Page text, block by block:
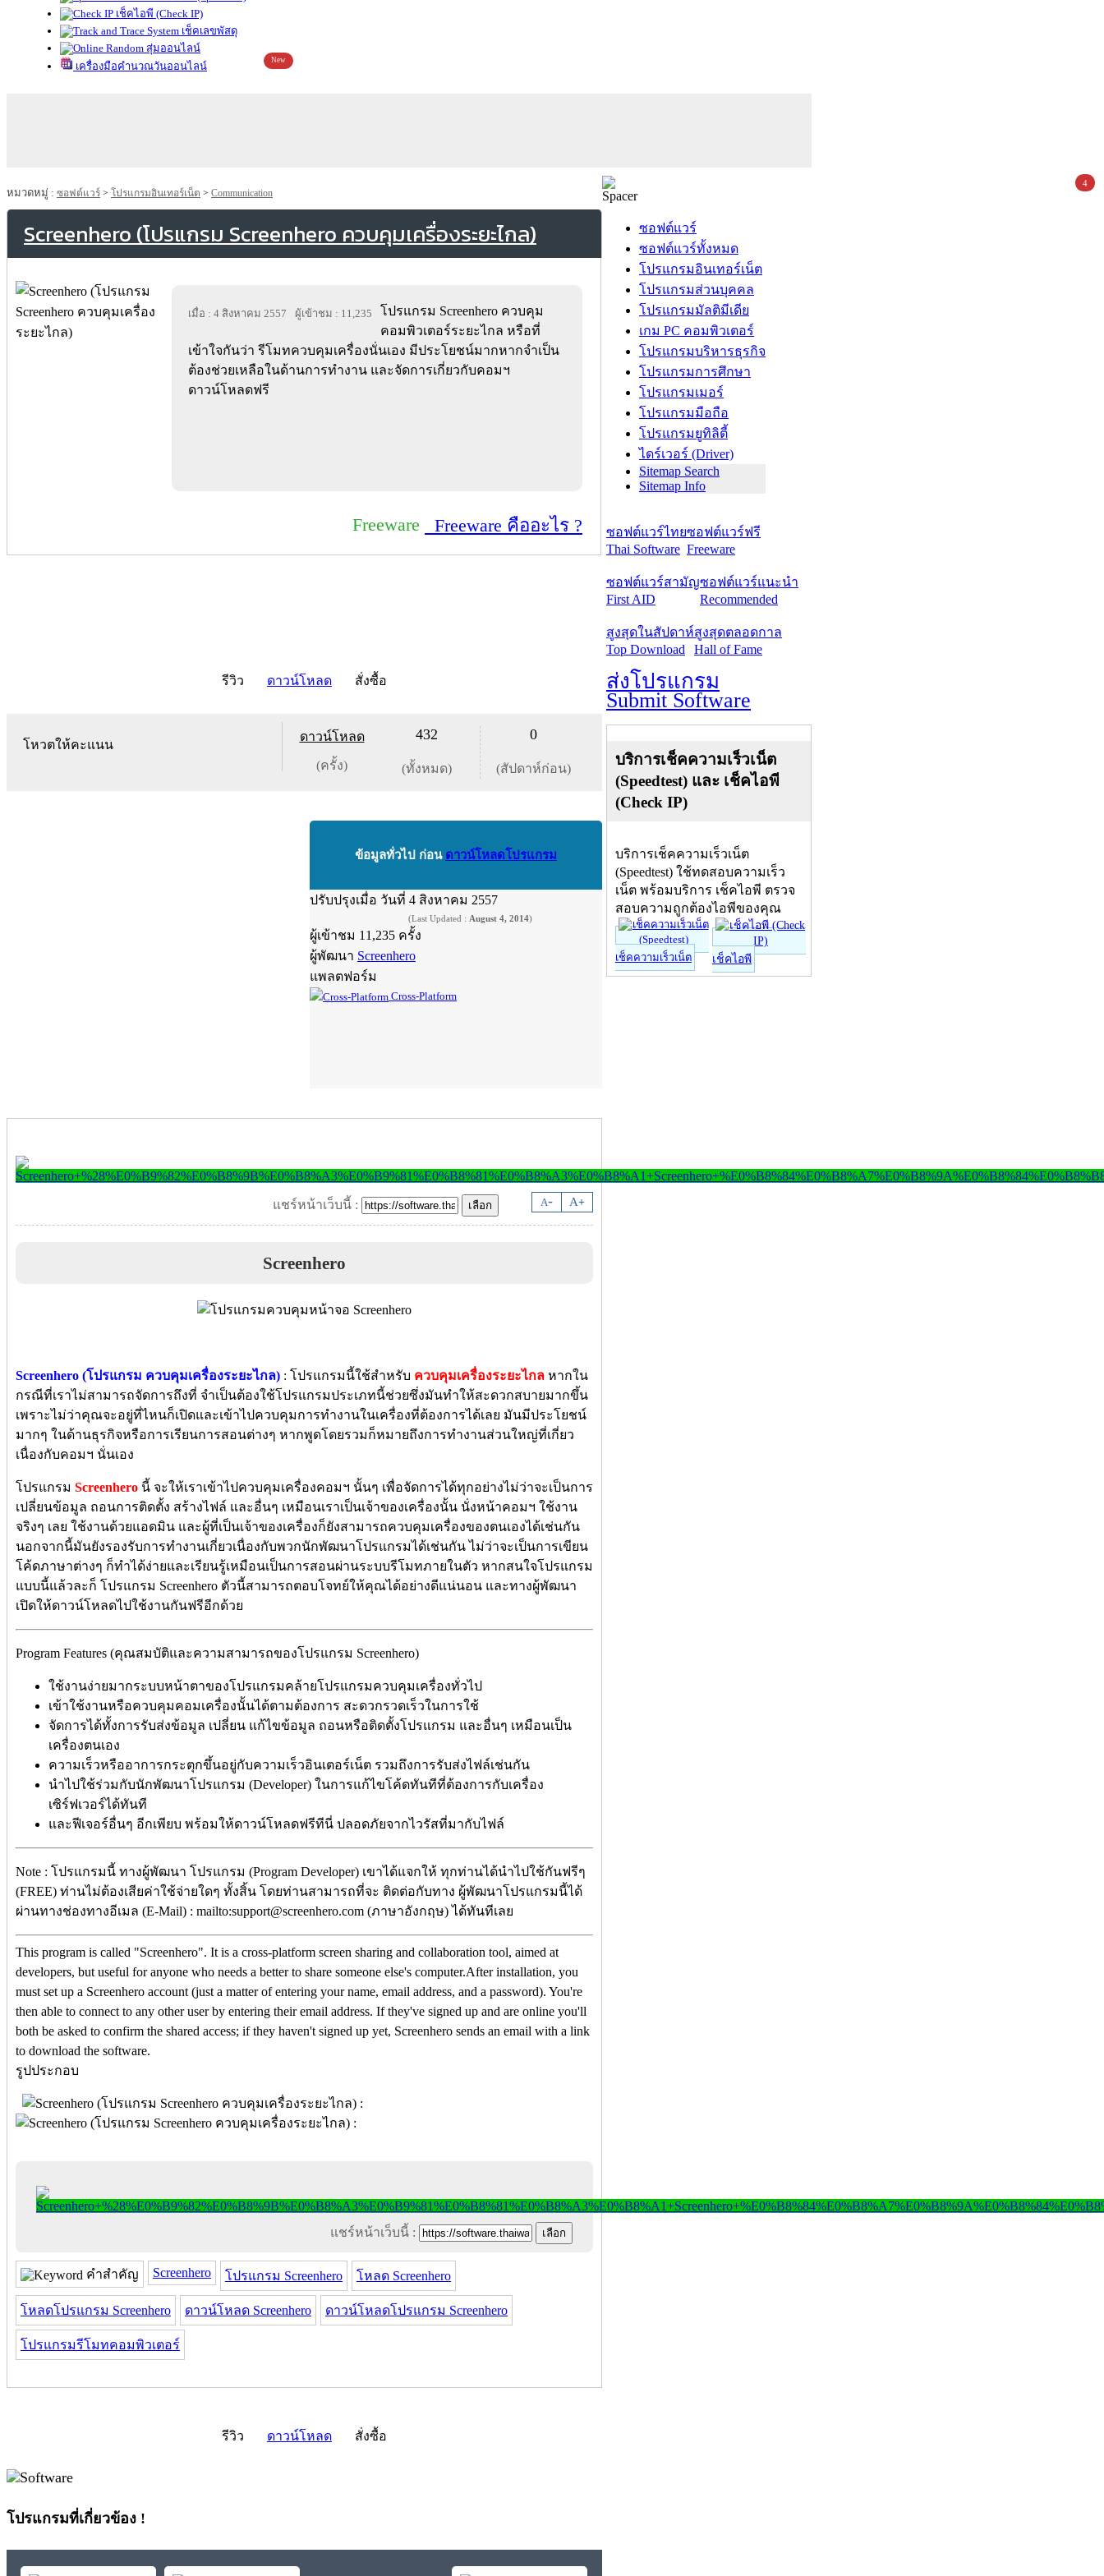
เช็คไอพี (Check IP)
เช็คเลขพัสดุ
สุ่มออนไลน์
เครื่องมือคำนวณวันออนไลน์
New
หมวดหมู่ : ซอฟต์แวร์ > โปรแกรมอินเทอร์เน็ต > Communication
Screenhero (โปรแกรม Screenhero ควบคุมเครื่องระยะไกล)
เมื่อ : 4 สิงหาคม 2557 ผู้เข้าชม : 11,235
โปรแกรม Screenhero ควบคุม
คอมพิวเตอร์ระยะไกล หรือที่
เข้าใจกันว่า รีโมทควบคุมเครื่องนั่นเอง มีประโยชน์มากหากจำเป็น
ต้องช่วยเหลือในด้านการทำงาน และจัดการเกี่ยวกับคอมฯ
ดาวน์โหลดฟรี
Freeware Freeware คืออะไร ?
รีวิว ดาวน์โหลด สั่งซื้อ
โหวตให้คะแนน
ดาวน์โหลด
(ครั้ง)
432
(ทั้งหมด)
0
(สัปดาห์ก่อน)
ข้อมูลทั่วไป ก่อน ดาวน์โหลดโปรแกรม
ปรับปรุงเมื่อ วันที่ 4 สิงหาคม 2557
(Last Updated : August 4, 2014)
ผู้เข้าชม 11,235 ครั้ง
ผู้พัฒนา Screenhero
แพลตฟอร์ม
Cross-Platform
A- A+
แชร์หน้าเว็บนี้ :
Screenhero
Screenhero (โปรแกรม ควบคุมเครื่องระยะไกล) : โปรแกรมนี้ใช้สำหรับ ควบคุมเครื่องระยะไกล หากใน
กรณีที่เราไม่สามารถจัดการถึงที่ จำเป็นต้องใช้โปรแกรมประเภทนี้ช่วยซึ่งมันทำให้สะดวกสบายมากขึ้น
เพราะไม่ว่าคุณจะอยู่ที่ไหนก็เปิดและเข้าไปควบคุมการทำงานในเครื่องที่ต้องการได้เลย มันมีประโยชน์
มากๆ ในด้านธุรกิจหรือการเรียนการสอนต่างๆ หากพูดโดยรวมก็หมายถึงการทำงานส่วนใหญ่ที่เกี่ยว
เนื่องกับคอมฯ นั่นเอง
โปรแกรม Screenhero นี้ จะให้เราเข้าไปควบคุมเครื่องคอมฯ นั้นๆ เพื่อจัดการได้ทุกอย่างไม่ว่าจะเป็นการ
เปลี่ยนข้อมูล ถอนการติดตั้ง สร้างไฟล์ และอื่นๆ เหมือนเราเป็นเจ้าของเครื่องนั้น นั่งหน้าคอมฯ ใช้งาน
จริงๆ เลย ใช้งานด้วยแอดมิน และผู้ที่เป็นเจ้าของเครื่องก็ยังสามารถควบคุมเครื่องของตนเองได้เช่นกัน
นอกจากนี้มันยังรองรับการทำงานเกี่ยวเนื่องกับพวกนักพัฒนาโปรแกรมได้เช่นกัน ไม่ว่าจะเป็นการเขียน
โค้ดภาษาต่างๆ ก็ทำได้ง่ายและเรียนรู้เหมือนเป็นการสอนผ่านระบบรีโมทภายในตัว หากสนใจโปรแกรม
แบบนี้แล้วละก็ โปรแกรม Screenhero ตัวนี้สามารถตอบโจทย์ให้คุณได้อย่างดีแน่นอน และทางผู้พัฒนา
เปิดให้ดาวน์โหลดไปใช้งานกันฟรีอีกด้วย
Program Features (คุณสมบัติและความสามารถของโปรแกรม Screenhero)
ใช้งานง่ายมากระบบหน้าตาของโปรแกรมคล้ายโปรแกรมควบคุมเครื่องทั่วไป
เข้าใช้งานหรือควบคุมคอมเครื่องนั้นได้ตามต้องการ สะดวกรวดเร็วในการใช้
จัดการได้ทั้งการรับส่งข้อมูล เปลี่ยน แก้ไขข้อมูล ถอนหรือติดตั้งโปรแกรม และอื่นๆ เหมือนเป็น
เครื่องตนเอง
ความเร็วหรืออาการกระตุกขึ้นอยู่กับความเร็วอินเตอร์เน็ต รวมถึงการรับส่งไฟล์เช่นกัน
นำไปใช้ร่วมกับนักพัฒนาโปรแกรม (Developer) ในการแก้ไขโค้ดทันทีที่ต้องการกับเครื่อง
เซิร์ฟเวอร์ได้ทันที
และฟีเจอร์อื่นๆ อีกเพียบ พร้อมให้ดาวน์โหลดฟรีทีนี่ ปลอดภัยจากไวรัสที่มากับไฟล์
Note : โปรแกรมนี้ ทางผู้พัฒนา โปรแกรม (Program Developer) เขาได้แจกให้ ทุกท่านได้นำไปใช้กันฟรีๆ
(FREE) ท่านไม่ต้องเสียค่าใช้จ่ายใดๆ ทั้งสิ้น โดยท่านสามารถที่จะ ติดต่อกับทาง ผู้พัฒนาโปรแกรมนี้ได้
ผ่านทางช่องทางอีเมล (E-Mail) : mailto:support@screenhero.com (ภาษาอังกฤษ) ได้ทันทีเลย
This program is called "Screenhero". It is a cross-platform screen sharing and collaboration tool, aimed at
developers, but useful for anyone who needs a better to share someone else's computer.After installation, you
must set up a Screenhero account (just a matter of entering your name, email address, and a password). You're
then able to connect to any other user by entering their email address. If they've signed up and are online you'll
both be asked to confirm the shared access; if they haven't signed up yet, Screenhero sends an email with a link
to download the software.
รูปประกอบ
แชร์หน้าเว็บนี้ :
คำสำคัญ Screenhero โปรแกรม Screenhero โหลด Screenhero
โหลดโปรแกรม Screenhero ดาวน์โหลด Screenhero ดาวน์โหลดโปรแกรม Screenhero
โปรแกรมรีโมทคอมพิวเตอร์
รีวิว ดาวน์โหลด สั่งซื้อ
โปรแกรมที่เกี่ยวข้อง !
ซอฟต์แวร์
ซอฟต์แวร์ทั้งหมด
โปรแกรมอินเทอร์เน็ต
โปรแกรมส่วนบุคคล
โปรแกรมมัลติมีเดีย
เกม PC คอมพิวเตอร์
โปรแกรมบริหารธุรกิจ
โปรแกรมการศึกษา
โปรแกรมเมอร์
โปรแกรมมือถือ
โปรแกรมยูทิลิตี้
ไดร์เวอร์ (Driver)
Sitemap Search
Sitemap Info
ซอฟต์แวร์ไทย
Thai Software
ซอฟต์แวร์ฟรี
Freeware
ซอฟต์แวร์สามัญ
First AID
ซอฟต์แวร์แนะนำ
Recommended
สูงสุดในสัปดาห์
Top Download
สูงสุดตลอดกาล
Hall of Fame
ส่งโปรแกรม
Submit Software
บริการเช็คความเร็วเน็ต
(Speedtest) และ เช็คไอพี
(Check IP)
บริการเช็คความเร็วเน็ต
(Speedtest) ใช้ทดสอบความเร็ว
เน็ต พร้อมบริการ เช็คไอพี ตรวจ
สอบความถูกต้องไอพีของคุณ
เช็คความเร็วเน็ต เช็คไอพี
4